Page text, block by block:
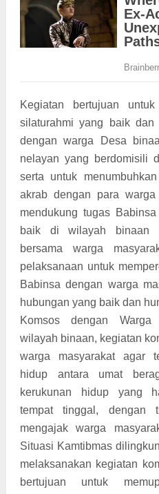
Kegiatan bertujuan
silaturahmi yang baik dan
dengan warga Desa
nelayan yang berdomisili
serta untuk
akrab dengan para
mendukung tugas
baik di wilayah binaan
bersama warga
pelaksanaan untuk
Babinsa dengan warga
hubungan yang baik dan
Komsos dengan Warga
wilayah binaan, kegiatan
warga masyarakat agar
hidup antara umat
kerukunan hidup yang
tempat tinggal, dengan
mengajak warga
Situasi Kamtibmas
melaksanakan kegiatan
bertujuan untuk